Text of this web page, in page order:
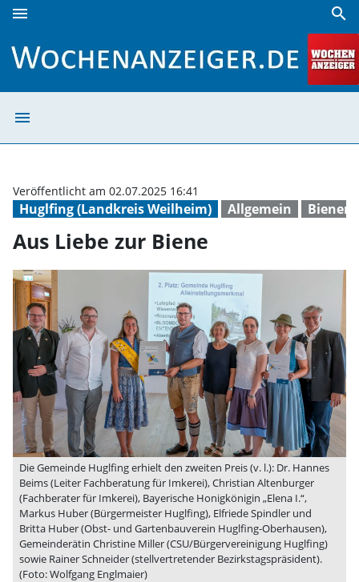
menu search
menu
Huglfing (Landkreis Weilheim) Allgemein Bienen
Veröffentlicht am 02.07.2025 16:41
Aus Liebe zur Biene
Die Gemeinde Huglfing erhielt den zweiten Preis (v. l.): Dr. Hannes
Beims (Leiter Fachberatung für Imkerei), Christian Altenburger
(Fachberater für Imkerei), Bayerische Honigkönigin „Elena I.“,
Markus Huber (Bürgermeister Huglfing), Elfriede Spindler und
Britta Huber (Obst- und Gartenbauverein Huglfing-Oberhausen),
Gemeinderätin Christine Miller (CSU/Bürgervereinigung Huglfing)
sowie Rainer Schneider (stellvertretender Bezirkstagspräsident).
(Foto: Wolfgang Englmaier)